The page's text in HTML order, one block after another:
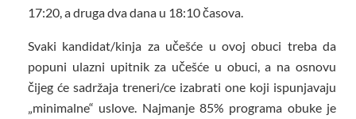
17:20, a druga dva dana u 18:10 časova.
Svaki kandidat/kinja za učešće u ovoj obuci treba da
popuni ulazni upitnik za učešće u obuci, a na osnovu
čijeg će sadržaja treneri/ce izabrati one koji ispunjavaju
„minimalne“ uslove. Najmanje 85% programa obuke je